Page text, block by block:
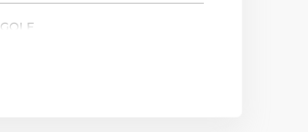
GOLF